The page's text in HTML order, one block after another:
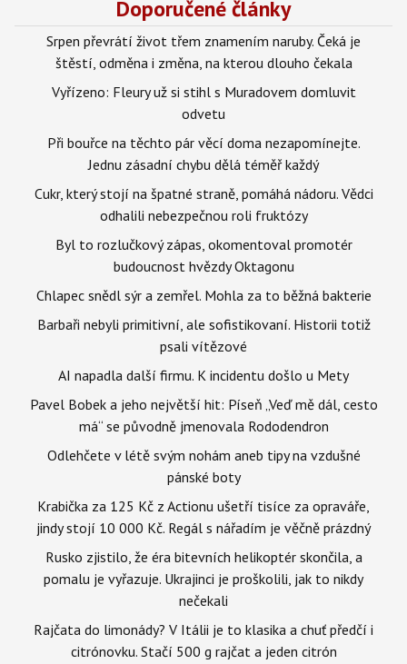
Doporučené články
Srpen převrátí život třem znamením naruby. Čeká je
štěstí, odměna i změna, na kterou dlouho čekala
Vyřízeno: Fleury už si stihl s Muradovem domluvit
odvetu
Při bouřce na těchto pár věcí doma nezapomínejte.
Jednu zásadní chybu dělá téměř každý
Cukr, který stojí na špatné straně, pomáhá nádoru. Vědci
odhalili nebezpečnou roli fruktózy
Byl to rozlučkový zápas, okomentoval promotér
budoucnost hvězdy Oktagonu
Chlapec snědl sýr a zemřel. Mohla za to běžná bakterie
Barbaři nebyli primitivní, ale sofistikovaní. Historii totiž
psali vítězové
AI napadla další firmu. K incidentu došlo u Mety
Pavel Bobek a jeho největší hit: Píseň „Veď mě dál, cesto
má“ se původně jmenovala Rododendron
Odlehčete v létě svým nohám aneb tipy na vzdušné
pánské boty
Krabička za 125 Kč z Actionu ušetří tisíce za opraváře,
jindy stojí 10 000 Kč. Regál s nářadím je věčně prázdný
Rusko zjistilo, že éra bitevních helikoptér skončila, a
pomalu je vyřazuje. Ukrajinci je proškolili, jak to nikdy
nečekali
Rajčata do limonády? V Itálii je to klasika a chuť předčí i
citrónovku. Stačí 500 g rajčat a jeden citrón